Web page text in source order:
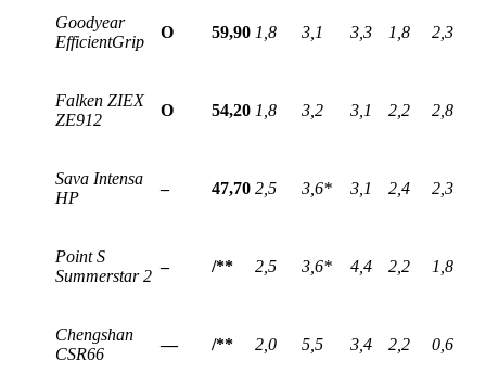
Goodyear
EfficientGrip
O 59,90 1,8 3,1 3,3 1,8 2,3
Falken ZIEX
ZE912
O 54,20 1,8 3,2 3,1 2,2 2,8
Sava Intensa
HP
– 47,70 2,5 3,6* 3,1 2,4 2,3
Point S
Summerstar 2
– /** 2,5 3,6* 4,4 2,2 1,8
Chengshan
CSR66
— /** 2,0 5,5 3,4 2,2 0,6